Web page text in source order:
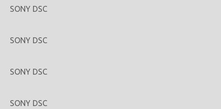
SONY DSC
SONY DSC
SONY DSC
SONY DSC